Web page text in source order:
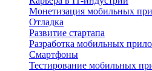
Монетизация мобильных
Отладка
Развитие стартапа
Разработка мобильных
Смартфоны
Тестирование мобильных